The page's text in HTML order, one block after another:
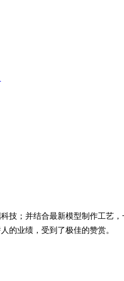
技；并结合最新模型制作工艺
的业绩，受到了极佳的赞赏。